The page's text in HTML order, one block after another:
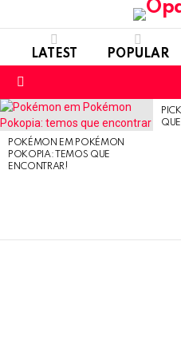
LATEST POPULAR
LATEST
STORIES
POKÉMON EM POKÉMON
POKOPIA: TEMOS QUE
ENCONTRAR!